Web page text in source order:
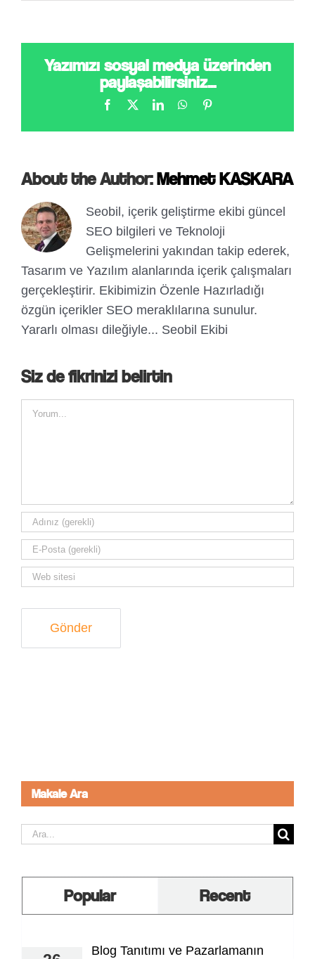
Yazımızı sosyal medya üzerinden
paylaşabilirsiniz...
Facebook LinkedInWhatsApp
About the Author:Mehmet KASKARA
Seobil, içerik geliştirme ekibi güncel
SEO bilgileri ve Teknoloji
Gelişmelerini yakından takip ederek,
Tasarım ve Yazılım alanlarında içerik çalışmaları
gerçekleştirir. Ekibimizin Özenle Hazırladığı
özgün içerikler SEO meraklılarına sunulur.
Yararlı olması dileğiyle... Seobil Ekibi
Siz de fikrinizi belirtin
Comment
Makale Ara
Ara:
Popular Recent
Blog Tanıtımı ve Pazarlamanın